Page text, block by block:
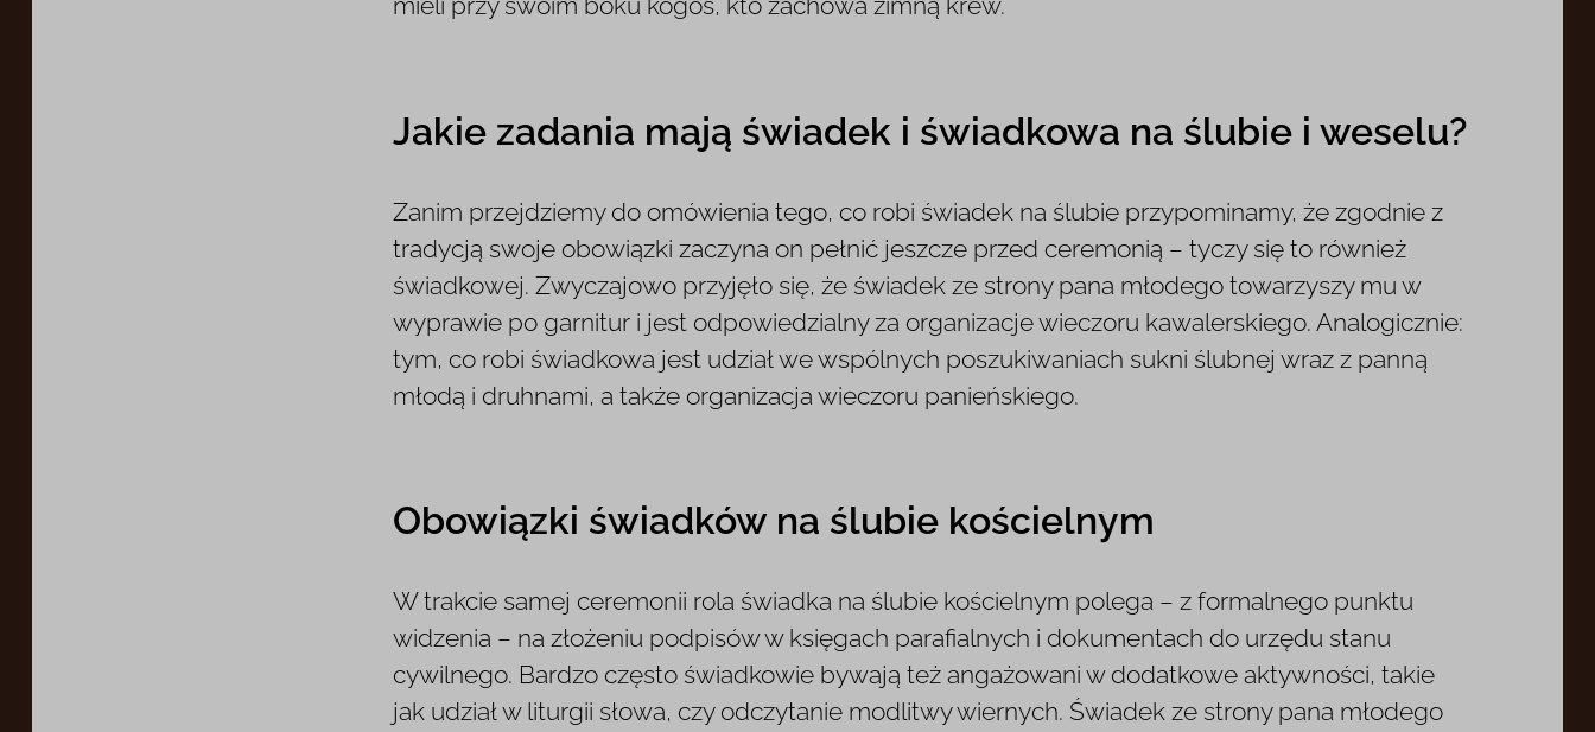
Jakie zadania mają świadek i świadkowa na ślubie i weselu?
Zanim przejdziemy do omówienia tego, co robi świadek na ślubie przypominamy, że zgodnie z
tradycją swoje obowiązki zaczyna on pełnić jeszcze przed ceremonią – tyczy się to również
świadkowej. Zwyczajowo przyjęło się, że świadek ze strony pana młodego towarzyszy mu w
wyprawie po garnitur i jest odpowiedzialny za organizacje wieczoru kawalerskiego. Analogicznie:
tym, co robi świadkowa jest udział we wspólnych poszukiwaniach sukni ślubnej wraz z panną
młodą i druhnami, a także organizacja wieczoru panieńskiego.
Obowiązki świadków na ślubie kościelnym
W trakcie samej ceremonii rola świadka na ślubie kościelnym polega – z formalnego punktu
widzenia – na złożeniu podpisów w księgach parafialnych i dokumentach do urzędu stanu
cywilnego. Bardzo często świadkowie bywają też angażowani w dodatkowe aktywności, takie
jak udział w liturgii słowa, czy odczytanie modlitwy wiernych. Świadek ze strony pana młodego